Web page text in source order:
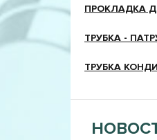
ПРОКЛАДКА
ТРУБКА -
ТРУБКА